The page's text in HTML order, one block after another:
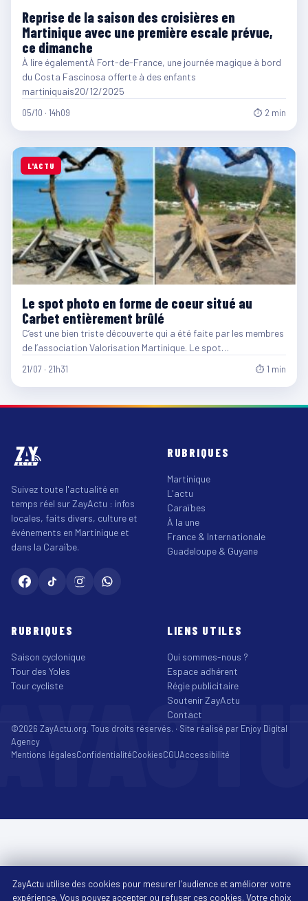
Reprise de la saison des croisières en
Martinique avec une première escale prévue,
ce dimanche
À lire égalementÀ Fort-de-France, une journée magique à bord
du Costa Fascinosa offerte à des enfants
martiniquais20/12/2025
05/10 · 14h09 ⏱ 2 min
L'ACTU
Le spot photo en forme de coeur situé au
Carbet entièrement brûlé
C’est une bien triste découverte qui a été faite par les membres
de l’association Valorisation Martinique. Le spot…
21/07 · 21h31 ⏱ 1 min
Suivez toute l'actualité en
temps réel sur ZayActu : infos
locales, faits divers, culture et
événements en Martinique et
dans la Caraïbe.
RUBRIQUES
Martinique
L'actu
Caraïbes
À la une
France & Internationale
Guadeloupe & Guyane
RUBRIQUES
Saison cyclonique
Tour des Yoles
Tour cycliste
LIENS UTILES
Qui sommes-nous ?
Espace adhérent
Régie publicitaire
Soutenir ZayActu
Contact
©2026 ZayActu.org. Tous droits réservés. · Site réalisé par Enjoy Digital
Agency
Mentions légalesConfidentialitéCookiesCGUAccessibilité
ZayActu utilise des cookies pour mesurer l’audience et améliorer votre
expérience. Vous pouvez accepter ou refuser ces cookies. Votre choix